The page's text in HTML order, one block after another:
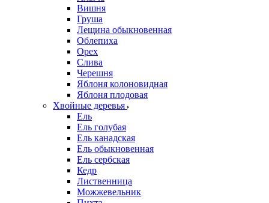
Вишня
Груша
Лещина обыкновенная
Облепиха
Орех
Слива
Черешня
Яблоня колоновидная
Яблоня плодовая
Хвойные деревья
Ель
Ель голубая
Ель канадская
Ель обыкновенная
Ель сербская
Кедр
Лиственница
Можжевельник